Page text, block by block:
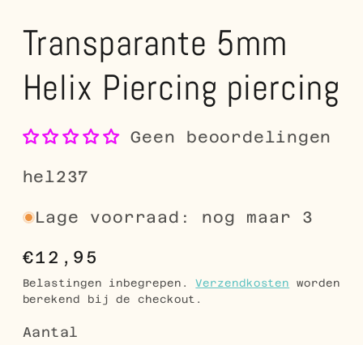
Transparante 5mm
Helix Piercing piercing
Geen beoordelingen
SKU:
hel237
Lage voorraad: nog maar 3
Normale
prijs
€12,95
Belastingen inbegrepen.Verzendkosten worden
berekend bij de checkout.
Aantal
Aantal